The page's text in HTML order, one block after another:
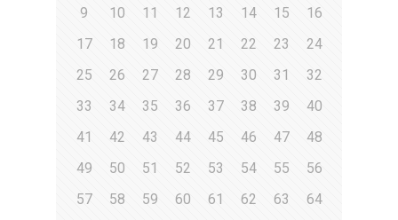
9
10 11 12 13 14 15
16
17
18 19 20 21 22 23
24
25
26 27 28 29 30 31
32
33
34 35 36 37 38 39
40
41
42 43 44 45 46 47
48
49
50 51 52 53 54 55
56
57
58 59 60 61 62 63
64